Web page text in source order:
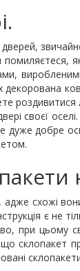
декорована
своєї
добре
схожі
є не
при цьому
склопакет